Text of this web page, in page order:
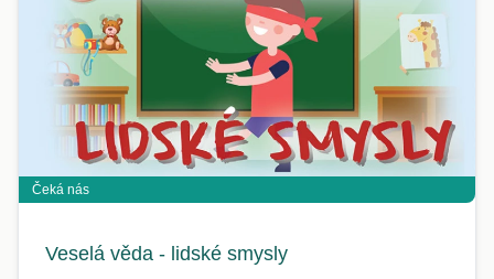
Čeká nás
Veselá věda - lidské smysly